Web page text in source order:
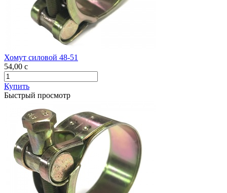
Хомут силовой 48-51
54,00 c
Купить
Быстрый просмотр